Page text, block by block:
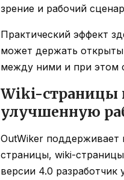
зрение и рабочий
Практический эффект
может держать
между ними и при этом
Wiki-страницы
улучшенную
OutWiker поддерживает
страницы, wiki-
версии 4.0